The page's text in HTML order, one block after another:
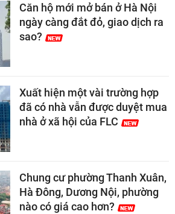
Căn hộ mới mở bán ở Hà Nội
ngày càng đắt đỏ, giao dịch ra
sao?
Xuất hiện một vài trường hợp
đã có nhà vẫn được duyệt mua
nhà ở xã hội của FLC
Chung cư phường Thanh Xuân,
Hà Đông, Dương Nội, phường
nào có giá cao hơn?